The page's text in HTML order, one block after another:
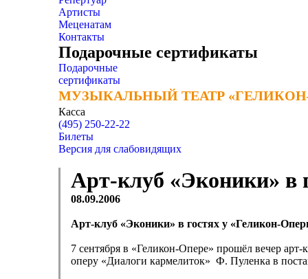
Артисты
Меценатам
Контакты
Подарочные сертификаты
Подарочные
сертификаты
МУЗЫКАЛЬНЫЙ ТЕАТР
МУЗЫКАЛЬНЫЙ ТЕАТР
Касса
(495) 250-22-22
Билеты
Версия для слабовидящих
Арт-клуб «Эконики» в
08.09.2006
Арт-клуб «Эконики» в гостях у «Геликон-
7 сентября в «Геликон-Опере» прошёл вечер
оперу «Диалоги кармелиток» Ф. Пуленка в